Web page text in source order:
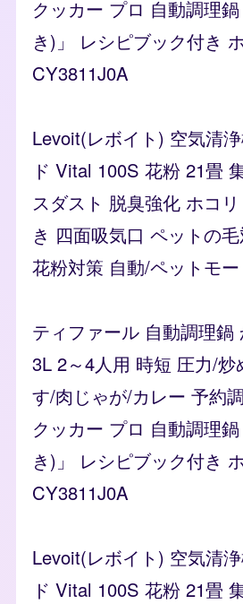
クッカー プロ 自動調理
き)」 レシピブック付き
CY3811J0A
Levoit(レボイト) 空気清
ド Vital 100S 花粉 21畳
スダスト 脱臭強化 ホコ
き 四面吸気口 ペットの
花粉対策 自動/ペットモー
ティファール 自動調理鍋
3L 2～4人用 時短 圧力/炒
す/肉じゃが/カレー 予約
クッカー プロ 自動調理
き)」 レシピブック付き
CY3811J0A
Levoit(レボイト) 空気清
ド Vital 100S 花粉 21畳